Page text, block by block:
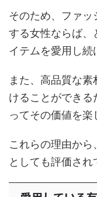
そのため、ファ
する女性ならば、
イテムを愛用し続
また、高品質な
けることができる
ってその価値を楽
これらの理由から
としても評価され